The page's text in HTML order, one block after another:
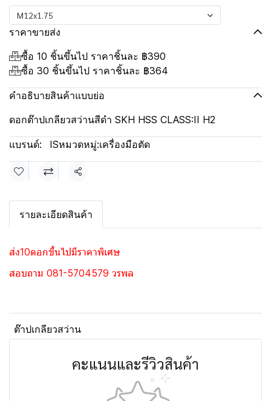
M12x1.75
ราคาขายส่ง
ซื้อ 10 ชิ้นขึ้นไป ราคาชิ้นละ ฿390
ซื้อ 30 ชิ้นขึ้นไป ราคาชิ้นละ ฿364
คำอธิบายสินค้าแบบย่อ
ดอกต๊าปเกลียวสว่านสีดำ SKH HSS CLASS:II H2
แบรนด์: ISหมวดหมู่:เครื่องมือตัด
แชร์
รายละเอียดสินค้า
ส่ง10ดอกขึ้นไปมีราคาพิเศษ
สอบถาม 081-5704579 วรพล
ต๊าปเกลียวสว่าน
คะแนนและรีวิวสินค้า